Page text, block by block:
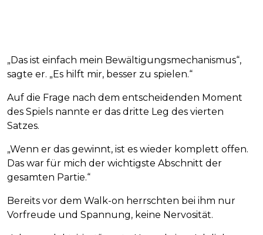
„Das ist einfach mein Bewältigungsmechanismus“,
sagte er. „Es hilft mir, besser zu spielen.“
Auf die Frage nach dem entscheidenden Moment
des Spiels nannte er das dritte Leg des vierten
Satzes.
„Wenn er das gewinnt, ist es wieder komplett offen.
Das war für mich der wichtigste Abschnitt der
gesamten Partie.“
Bereits vor dem Walk-on herrschten bei ihm nur
Vorfreude und Spannung, keine Nervosität.